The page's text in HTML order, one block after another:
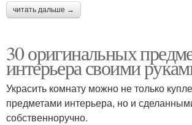
читать дальше →
30 оригинальных
интерьера своими
Украсить комнату можно не только
предметами интерьера, но и
собственноручно.